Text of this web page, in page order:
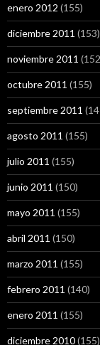
enero 2012 (155)
diciembre 2011 (153)
noviembre 2011
octubre 2011 (155)
septiembre 2011
agosto 2011 (155)
julio 2011 (155)
junio 2011 (150)
mayo 2011 (155)
abril 2011 (150)
marzo 2011 (155)
febrero 2011 (140)
enero 2011 (155)
diciembre 2010(155)